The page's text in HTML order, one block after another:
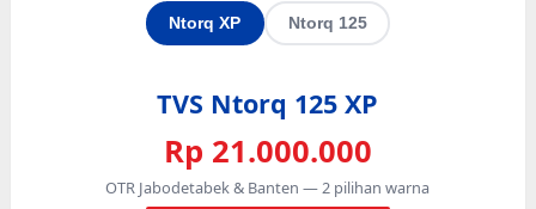
Ntorq XP Ntorq 125
TVS Ntorq 125 XP
Rp 21.000.000
OTR Jabodetabek & Banten — 2 pilihan warna